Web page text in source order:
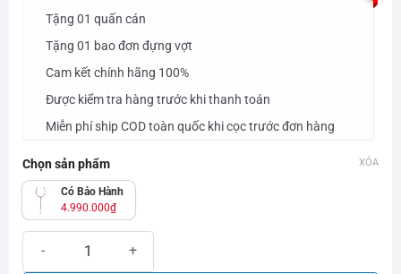
Tặng 01 quấn cán
Tặng 01 bao đơn đựng vợt
Cam kết chính hãng 100%
Được kiểm tra hàng trước khi thanh toán
Miễn phí ship COD toàn quốc khi cọc trước đơn hàng
Chọn sản phẩm
Có Bảo Hành
4.990.000₫
XÓA